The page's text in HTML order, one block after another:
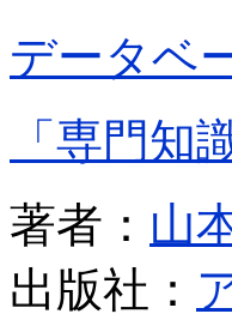
データベ
「専門知
著者： 山
出版社：